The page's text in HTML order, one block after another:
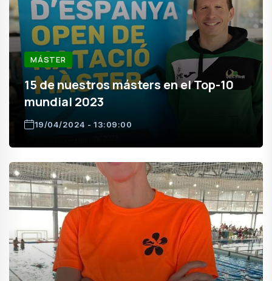
MÁSTER
15 de nuestros másters en el Top-10
mundial 2023
19/04/2024 - 13:09:00